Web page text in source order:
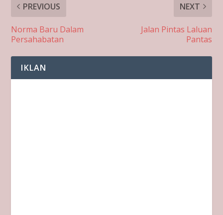
PREVIOUS
Norma Baru Dalam
Persahabatan
NEXT
Jalan Pintas Laluan
Pantas
IKLAN